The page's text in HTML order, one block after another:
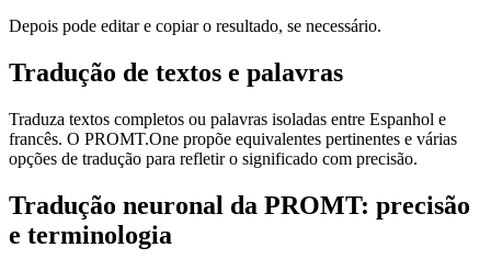
Depois pode editar e copiar o resultado, se necessário.
Tradução de textos e palavras
Traduza textos completos ou palavras isoladas entre Espanhol e
francês. O PROMT.One propõe equivalentes pertinentes e várias
opções de tradução para refletir o significado com precisão.
Tradução neuronal da PROMT: precisão
e terminologia